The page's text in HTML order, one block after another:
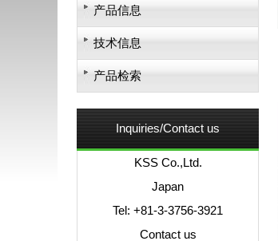
产品信息
技术信息
产品检索
Inquiries/Contact us
KSS Co.,Ltd.
Japan
Tel: +81-3-3756-3921
Contact us